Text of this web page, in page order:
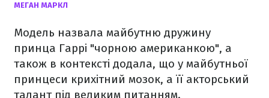
МЕГАН МАРКЛ
Модель назвала майбутню дружину
принца Гаррі "чорною американкою", а
також в контексті додала, що у майбутньої
принцеси крихітний мозок, а її акторський
талант під великим питанням.